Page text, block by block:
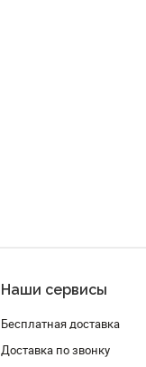
Наши сервисы
Бесплатная доставка
Доставка по звонку